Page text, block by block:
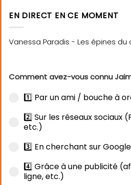
EN DIRECT EN CE MOMENT
Comment avez-vous connu
1️⃣ Par un ami / bouche à
2️⃣ Sur les réseaux sociaux
etc.)
3️⃣ En cherchant sur Google
4️⃣ Grâce à une publicité
ligne, etc.)